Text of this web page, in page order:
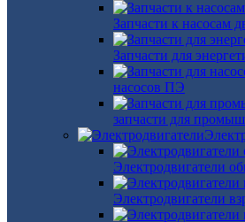
Запчасти к насосам
Запчасти для
насосов ПЭ
запчасти для
Электродвигатели
Электродвигатели